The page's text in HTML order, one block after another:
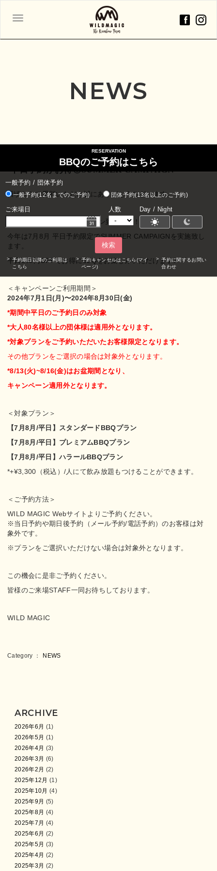
ナ
ゲ
RESERVATION
BBQのご予約はこちら
一般予約 / 団体予約
一般予約(12名までのご予約) 団体予約(13名以上のご予約)
ご来場日 人数 Day / Night
検索
予約期日以降のご利用は
こちら
予約キャンセルはこちら(マイ
ページ)
予約に関するお問い
合わせ
NEWS
-平日予約がお得◎SUMMER CAMPAIGN-
日頃からご愛顧いただき誠にありがとうございます。
夏といえばBBQ！BBQシーズン到来です！
今年は7月8月 平日予約限定でSUMMER CAMPAIGNを実施致し
ます。
平日200円OFFでお得にBBQをお楽しみいただけます♪
＜キャンペーンご利用期間＞
2024年7月1日(月)〜2024年8月30日(金)
*期間中平日のご予約日のみ対象
*大人80名様以上の団体様は適用外となります。
*対象プランをご予約いただいたお客様限定となります。
その他プランをご選択の場合は対象外となります。
*8/13(火)~8/16(金)はお盆期間となり、
キャンペーン適用外となります。
＜対象プラン＞
【7月8月/平日】スタンダードBBQプラン
【7月8月/平日】プレミアムBBQプラン
【7月8月/平日】ハラールBBQプラン
*+¥3,300（税込）/人にて飲み放題もつけることができます。
＜ご予約方法＞
WILD MAGIC Webサイトよりご予約ください。
※当日予約や期日後予約（メール予約/電話予約）のお客様は対
象外です。
※プランをご選択いただけない場合は対象外となります。
この機会に是非ご予約ください。
皆様のご来場STAFF一同お待ちしております。
WILD MAGIC
Category ： NEWS
ARCHIVE
2026年6月 (1)
2026年5月 (1)
2026年4月 (3)
2026年3月 (6)
2026年2月 (2)
2025年12月 (1)
2025年10月 (4)
2025年9月 (5)
2025年8月 (4)
2025年7月 (4)
2025年6月 (2)
2025年5月 (3)
2025年4月 (2)
2025年3月 (2)